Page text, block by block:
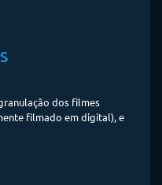
dos filmes
filmado em digital), e